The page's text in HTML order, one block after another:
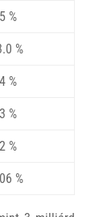
%
%
%
%
%
%